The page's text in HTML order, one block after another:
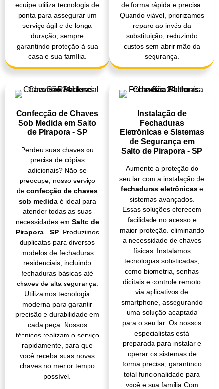
equipe utiliza tecnologia de
ponta para assegurar um
serviço ágil e de longa
duração, sempre
garantindo proteção à sua
casa e sua família.
de forma rápida e precisa.
Quando viável, priorizamos
reparo ao invés da
substituição, reduzindo
custos sem abrir mão da
segurança.
Confecção de Chaves
Sob Medida em Salto
de Pirapora - SP
Perdeu suas chaves ou
precisa de cópias
adicionais? Não se
preocupe, nosso serviço
de confecção de chaves
sob medidaé ideal para
atender todas as suas
necessidades em Salto de
Pirapora - SP. Produzimos
duplicatas para diversos
modelos de fechaduras
residenciais, incluindo
fechaduras básicas até
chaves de alta segurança.
Utilizamos tecnologia
moderna para garantir
precisão e durabilidade em
cada peça. Nossos
técnicos realizam o serviço
rapidamente, para que
você receba suas novas
chaves no menor tempo
possível.
Instalação de
Fechaduras
Eletrônicas e Sistemas
de Segurança em
Salto de Pirapora - SP
Aumente a proteção do
seu lar com a instalação de
fechaduras eletrônicase
sistemas avançados.
Essas soluções oferecem
facilidade no acesso e
maior proteção, eliminando
a necessidade de chaves
físicas. Instalamos
tecnologias sofisticadas,
como biometria, senhas
digitais e controle remoto
via aplicativos de
smartphone, assegurando
uma solução adaptada
para o seu lar. Os nossos
especialistas está
preparada para instalar e
operar os sistemas de
forma precisa, garantindo
total funcionalidade para
você e sua família.Com